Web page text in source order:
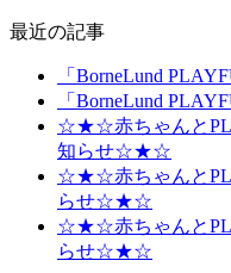
最近の記事
「BorneLund
「BorneLund
☆★☆赤ちゃんと
知らせ☆★☆
☆★☆赤ちゃんと
らせ☆★☆
☆★☆赤ちゃんと
らせ☆★☆